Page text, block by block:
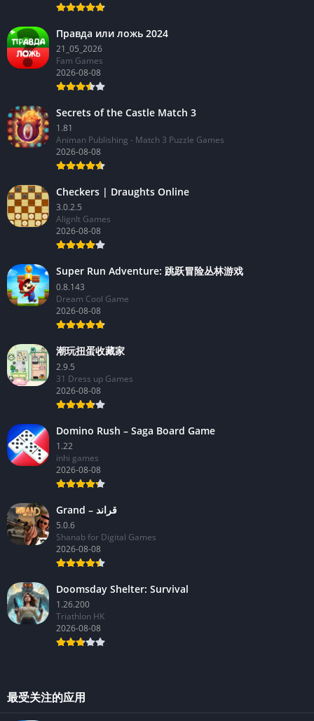
Правда или ложь 2024
21_05_2026
Fam Games
2026-08-08
Secrets of the Castle Match 3
1.81
Animan Publishing - Match 3 Puzzle Games
2026-08-08
Checkers | Draughts Online
3.0.2.5
AlignIt Games
2026-08-08
Super Run Adventure: 跳跃冒险丛林游戏
0.8.143
Dream Cool Game
2026-08-08
潮玩扭蛋收藏家
2.9.5
31 Dress up Games
2026-08-08
Domino Rush – Saga Board Game
1.22
inhi games
2026-08-08
Grand – قراند
5.0.6
Shanab for Digital Games
2026-08-08
Doomsday Shelter: Survival
1.26.200
Triathlon HK
2026-08-08
最受关注的应用